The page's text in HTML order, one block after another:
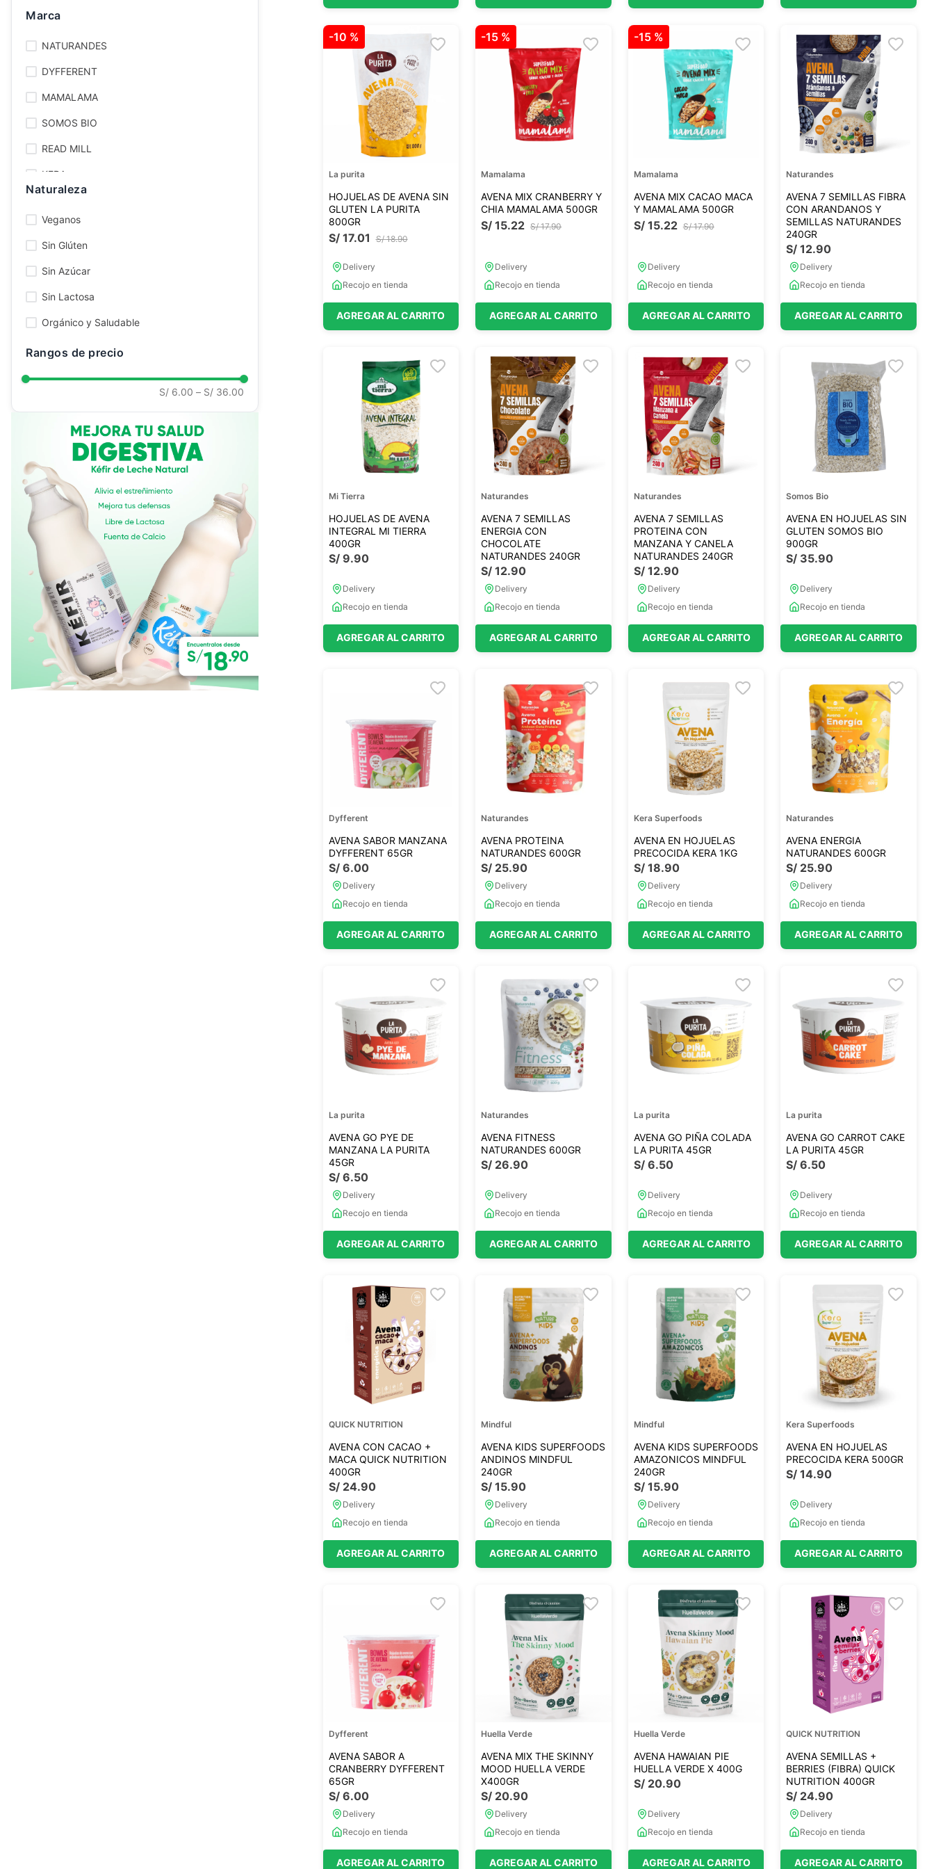
Ver todo
Mamalama
Kera Superfoods
Somos Bio
Marca
NATURANDES
DYFFERENT
MAMALAMA
SOMOS BIO
READ MILL
KERA
Naturaleza
Veganos
Sin Glúten
Sin Azúcar
Sin Lactosa
Orgánico y Saludable
Rangos de precio
S/ 6.00 – S/ 36.00
-10 %
La purita
HOJUELAS DE AVENA SIN
GLUTEN LA PURITA
800GR
S/ 18.90
S/ 17.01
Delivery
Recojo en tienda
AGREGAR AL CARRITO
-15 %
Mamalama
AVENA MIX CRANBERRY Y
CHIA MAMALAMA 500GR
S/ 17.90
S/ 15.22
Delivery
Recojo en tienda
AGREGAR AL CARRITO
-15 %
Mamalama
AVENA MIX CACAO MACA
Y MAMALAMA 500GR
S/ 17.90
S/ 15.22
Delivery
Recojo en tienda
AGREGAR AL CARRITO
Naturandes
AVENA 7 SEMILLAS FIBRA
CON ARANDANOS Y
SEMILLAS NATURANDES
240GR
S/ 12.90
Delivery
Recojo en tienda
AGREGAR AL CARRITO
Mi Tierra
HOJUELAS DE AVENA
INTEGRAL MI TIERRA
400GR
S/ 9.90
Delivery
Recojo en tienda
AGREGAR AL CARRITO
Naturandes
AVENA 7 SEMILLAS
ENERGIA CON
CHOCOLATE
NATURANDES 240GR
S/ 12.90
Delivery
Recojo en tienda
AGREGAR AL CARRITO
Naturandes
AVENA 7 SEMILLAS
PROTEINA CON
MANZANA Y CANELA
NATURANDES 240GR
S/ 12.90
Delivery
Recojo en tienda
AGREGAR AL CARRITO
Somos Bio
AVENA EN HOJUELAS SIN
GLUTEN SOMOS BIO
900GR
S/ 35.90
Delivery
Recojo en tienda
AGREGAR AL CARRITO
Dyfferent
AVENA SABOR MANZANA
DYFFERENT 65GR
S/ 6.00
Delivery
Recojo en tienda
AGREGAR AL CARRITO
Naturandes
AVENA PROTEINA
NATURANDES 600GR
S/ 25.90
Delivery
Recojo en tienda
AGREGAR AL CARRITO
Kera Superfoods
AVENA EN HOJUELAS
PRECOCIDA KERA 1KG
S/ 18.90
Delivery
Recojo en tienda
AGREGAR AL CARRITO
Naturandes
AVENA ENERGIA
NATURANDES 600GR
S/ 25.90
Delivery
Recojo en tienda
AGREGAR AL CARRITO
La purita
AVENA GO PYE DE
MANZANA LA PURITA
45GR
S/ 6.50
Delivery
Recojo en tienda
AGREGAR AL CARRITO
Naturandes
AVENA FITNESS
NATURANDES 600GR
S/ 26.90
Delivery
Recojo en tienda
AGREGAR AL CARRITO
La purita
AVENA GO PIÑA COLADA
LA PURITA 45GR
S/ 6.50
Delivery
Recojo en tienda
AGREGAR AL CARRITO
La purita
AVENA GO CARROT CAKE
LA PURITA 45GR
S/ 6.50
Delivery
Recojo en tienda
AGREGAR AL CARRITO
QUICK NUTRITION
AVENA CON CACAO +
MACA QUICK NUTRITION
400GR
S/ 24.90
Delivery
Recojo en tienda
AGREGAR AL CARRITO
Mindful
AVENA KIDS SUPERFOODS
ANDINOS MINDFUL
240GR
S/ 15.90
Delivery
Recojo en tienda
AGREGAR AL CARRITO
Mindful
AVENA KIDS SUPERFOODS
AMAZONICOS MINDFUL
240GR
S/ 15.90
Delivery
Recojo en tienda
AGREGAR AL CARRITO
Kera Superfoods
AVENA EN HOJUELAS
PRECOCIDA KERA 500GR
S/ 14.90
Delivery
Recojo en tienda
AGREGAR AL CARRITO
Dyfferent
AVENA SABOR A
CRANBERRY DYFFERENT
65GR
S/ 6.00
Delivery
Recojo en tienda
AGREGAR AL CARRITO
Huella Verde
AVENA MIX THE SKINNY
MOOD HUELLA VERDE
X400GR
S/ 20.90
Delivery
Recojo en tienda
AGREGAR AL CARRITO
Huella Verde
AVENA HAWAIAN PIE
HUELLA VERDE X 400G
S/ 20.90
Delivery
Recojo en tienda
AGREGAR AL CARRITO
QUICK NUTRITION
AVENA SEMILLAS +
BERRIES (FIBRA) QUICK
NUTRITION 400GR
S/ 24.90
Delivery
Recojo en tienda
AGREGAR AL CARRITO